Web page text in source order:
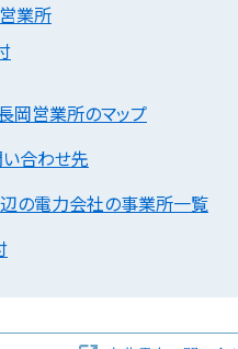
業所
岡営業所のマップ
合わせ先
の電力会社の事業所一覧